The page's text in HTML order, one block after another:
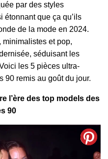
par des styles
étonnant que ça qu’ils
de la mode en 2024.
minimalistes et pop,
séduisant les
les 5 pièces ultra-
90 remis au goût du jour.
l’ère des top models des
90